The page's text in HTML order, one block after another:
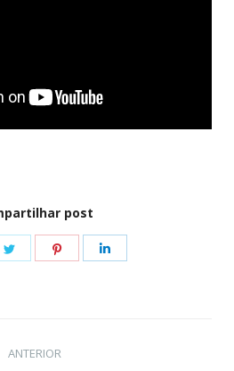
post
Share
Share
ANTERIOR